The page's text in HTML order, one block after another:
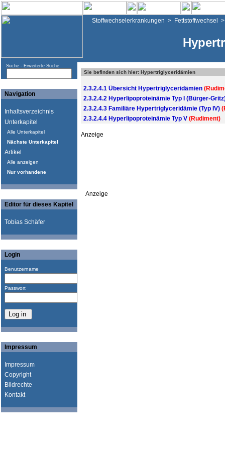
Stoffwechselerkrankungen > Fettstoffwechsel
Suche - Erweiterte Suche
Navigation
Inhaltsverzeichnis
Unterkapitel
Alle Unterkapitel
Nächste Unterkapitel
Artikel
Alle anzeigen
Nur vorhandene
Editor für dieses Kapitel
Tobias Schäfer
Login
Benutzername
Passwort
Impressum
Impressum
Copyright
Bildrechte
Kontakt
Sie befinden sich hier: Hypertriglyceridämien
2.3.2.4.1 Übersicht Hypertriglyceridämien
2.3.2.4.2 Hyperlipoproteinämie Typ I (Bürger-
2.3.2.4.3 Familiäre Hypertriglyceridämie (Typ IV)
2.3.2.4.4 Hyperlipoproteinämie Typ V (Rudiment)
Anzeige
Anzeige